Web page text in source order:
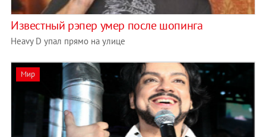
Известный рэпер умер после шопинга
Heavy D упал прямо на улице
Мир